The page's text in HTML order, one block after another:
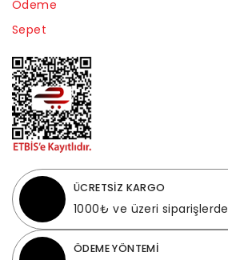
Ödeme
Sepet
ÜCRETSİZ KARGO
1000₺ ve üzeri siparişlerde
ÖDEME YÖNTEMİ